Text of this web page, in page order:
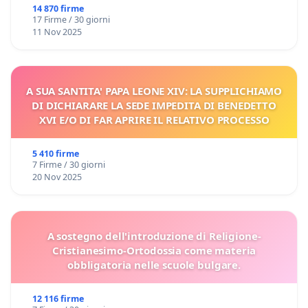
14 870 firme
17 Firme / 30 giorni
11 Nov 2025
A SUA SANTITA' PAPA LEONE XIV: LA SUPPLICHIAMO
DI DICHIARARE LA SEDE IMPEDITA DI BENEDETTO
XVI E/O DI FAR APRIRE IL RELATIVO PROCESSO
5 410 firme
7 Firme / 30 giorni
20 Nov 2025
A sostegno dell'introduzione di Religione-
Cristianesimo-Ortodossia come materia
obbligatoria nelle scuole bulgare.
12 116 firme